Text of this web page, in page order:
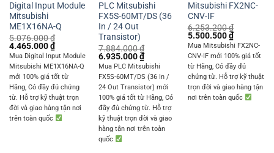
Digital Input Module
Mitsubishi
ME1X16NA-Q
5.076.000₫
Original
price
was:
5.076.000 ₫.
4.465.000₫Current
price
is:
4.465.000 ₫.
Mua Digital Input Module
Mitsubishi ME1X16NA-Q
mới 100% giá tốt từ
Hãng, Có đầy đủ chứng
từ. Hỗ trợ kỹ thuật trọn
đời và giao hàng tận nơi
trên toàn quốc
PLC Mitsubishi
FX5S-60MT/DS (36
In / 24 Out
Transistor)
7.884.000₫
Original
price
was:
7.884.000 ₫.
6.935.000₫Current
price
is:
6.935.000 ₫.
Mua PLC Mitsubishi
FX5S-60MT/DS (36 In /
24 Out Transistor) mới
100% giá tốt từ Hãng, Có
đầy đủ chứng từ. Hỗ trợ
kỹ thuật trọn đời và giao
hàng tận nơi trên toàn
quốc
Mitsubishi FX2NC-
CNV-IF
6.253.200₫
Original
price
was:
6.253.200 ₫.
5.500.500₫Current
price
is:
5.500.500
Mua Mitsubishi FX2NC-
CNV-IF mới 100% giá tốt
từ Hãng, Có đầy đủ
chứng từ. Hỗ trợ kỹ thuật
trọn đời và giao hàng tận
nơi trên toàn quốc